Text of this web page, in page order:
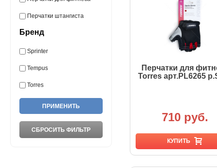
Перчатки штангиста
Бренд
Sprinter
Tempus
Torres
Перчатки для
Torres арт.PL6265
710 руб.
КУПИТЬ